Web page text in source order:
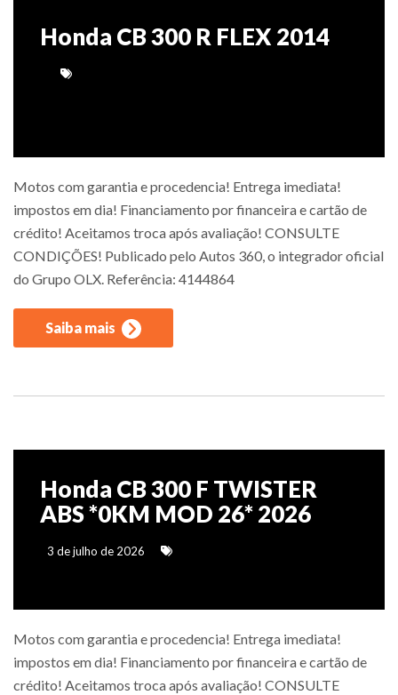
Honda CB 300 R FLEX 2014
Motos com garantia e procedencia! Entrega imediata!
impostos em dia! Financiamento por financeira e cartão de
crédito! Aceitamos troca após avaliação! CONSULTE
CONDIÇÕES! Publicado pelo Autos 360, o integrador oficial
do Grupo OLX. Referência: 4144864
Saiba mais
Honda CB 300 F TWISTER
ABS *0KM MOD 26* 2026
3 de julho de 2026
Motos com garantia e procedencia! Entrega imediata!
impostos em dia! Financiamento por financeira e cartão de
crédito! Aceitamos troca após avaliação! CONSULTE